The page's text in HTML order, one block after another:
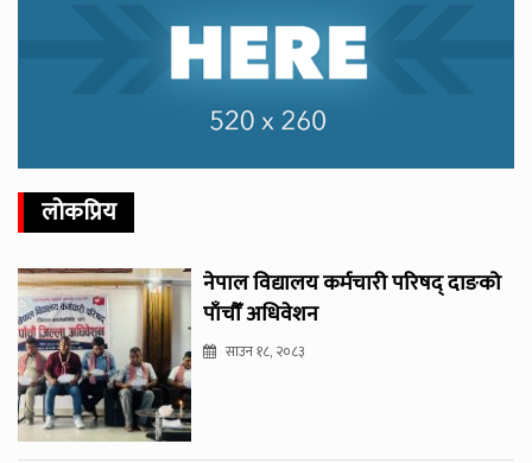
लोकप्रिय
नेपाल विद्यालय कर्मचारी परिषद् दाङको
पाँचौँ अधिवेशन
साउन १८, २०८३